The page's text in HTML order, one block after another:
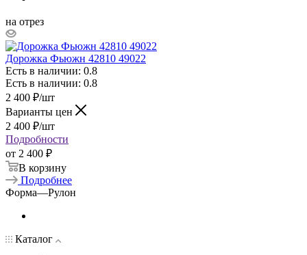
на отрез
Дорожка Фьюжн 42810 49022
Есть в наличии: 0.8
Есть в наличии: 0.8
2 400 ₽/шт
Варианты цен
2 400 ₽/шт
Подробности
от 2 400 ₽
В корзину
Подробнее
Форма—Рулон
Каталог